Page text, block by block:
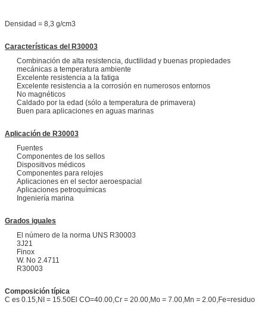
Densidad = 8,3 g/cm3
Características del R30003
Combinación de alta resistencia, ductilidad y buenas propiedades
mecánicas a temperatura ambiente
Excelente resistencia a la fatiga
Excelente resistencia a la corrosión en numerosos entornos
No magnéticos
Caldado por la edad (sólo a temperatura de primavera)
Buen para aplicaciones en aguas marinas
Aplicación de R30003
Fuentes
Componentes de los sellos
Dispositivos médicos
Componentes para relojes
Aplicaciones en el sector aeroespacial
Aplicaciones petroquímicas
Ingeniería marina
Grados iguales
El número de la norma UNS R30003
3J21
Finox
W. No 2.4711
R30003
Composición típica
C es 0.15,NI = 15.50El CO=40.00,Cr = 20.00,Mo = 7.00,Mn = 2.00,Fe=residuo